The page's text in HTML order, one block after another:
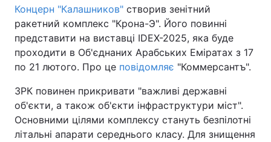
Україна Політика
Економіка Світ
Техно і зв'язок Лайт
Зброя Інциденти
Концерн "Калашников" створив зенітний
ракетний комплекс "‎Крона-Э"‎. Його повинні
представити на виставці IDEX-2025, яка буде
проходити в Об'єднаних Арабських Еміратах з 17
по 21 лютого. Про це повідомляє "Коммерсантъ".
ЗРК повинен прикривати "важливі державні
об'єкти, а також об'єкти інфраструктури міст".
Основними цілями комплексу стануть безпілотні
літальні апарати середнього класу. Для знищення